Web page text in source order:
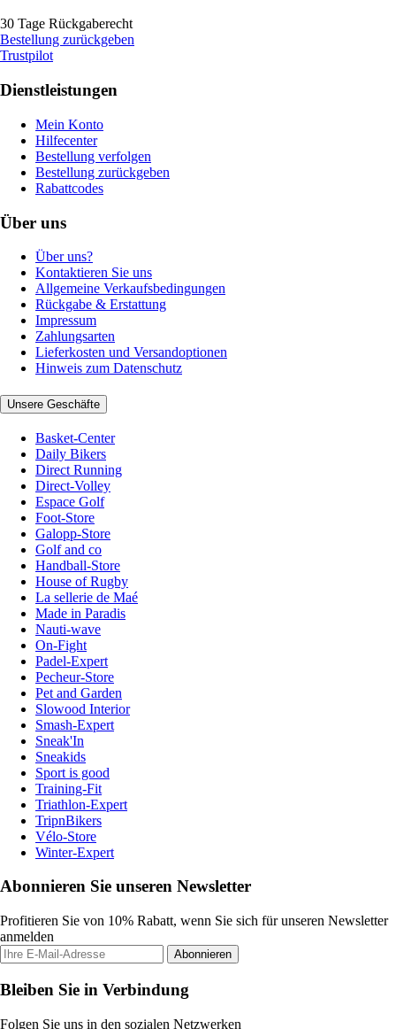
30 Tage Rückgaberecht
Bestellung zurückgeben
Trustpilot
Dienstleistungen
Mein Konto
Hilfecenter
Bestellung verfolgen
Bestellung zurückgeben
Rabattcodes
Über uns
Über uns?
Kontaktieren Sie uns
Allgemeine Verkaufsbedingungen
Rückgabe & Erstattung
Impressum
Zahlungsarten
Lieferkosten und Versandoptionen
Hinweis zum Datenschutz
Unsere Geschäfte
Basket-Center
Daily Bikers
Direct Running
Direct-Volley
Espace Golf
Foot-Store
Galopp-Store
Golf and co
Handball-Store
House of Rugby
La sellerie de Maé
Made in Paradis
Nauti-wave
On-Fight
Padel-Expert
Pecheur-Store
Pet and Garden
Slowood Interior
Smash-Expert
Sneak'In
Sneakids
Sport is good
Training-Fit
Triathlon-Expert
TripnBikers
Vélo-Store
Winter-Expert
Abonnieren Sie unseren Newsletter
Profitieren Sie von 10% Rabatt, wenn Sie sich für unseren Newsletter
anmelden
Abonnieren
Bleiben Sie in Verbindung
Folgen Sie uns in den sozialen Netzwerken